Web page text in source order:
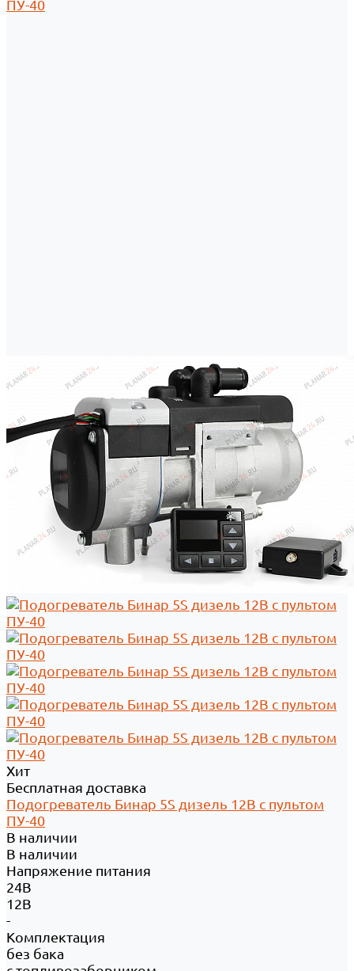
Хит
Бесплатная доставка
Подогреватель Бинар 5S дизель 12В с пультом
ПУ-40
В наличии
В наличии
Напряжение питания
24В
12В
-
Комплектация
без бака